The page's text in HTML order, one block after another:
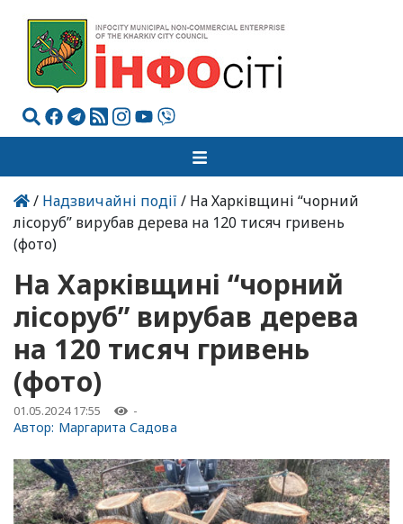
/ Надзвичайні події / На Харківщині “чорний
лісоруб” вирубав дерева на 120 тисяч гривень
(фото)
На Харківщині “чорний
лісоруб” вирубав дерева
на 120 тисяч гривень
(фото)
01.05.2024 17:55 -
Автор: Маргарита Садова